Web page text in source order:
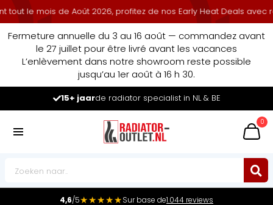
mois de Août 2026, profitez de nos Early Heat Deals avec
Fermeture annuelle du 3 au 16 août — commandez avant
le 27 juillet pour être livré avant les vacances
L’enlèvement dans notre showroom reste possible
jusqu’au 1er août à 16 h 30.
Leader du marchédes radiateurs au Benelux
0
4,6/5★★★★★Sur base de1.044 reviews